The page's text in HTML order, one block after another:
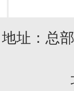
地址：总
北